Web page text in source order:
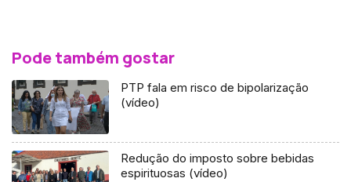
Pode também gostar
PTP fala em risco de bipolarização
(vídeo)
Redução do imposto sobre bebidas
espirituosas (vídeo)